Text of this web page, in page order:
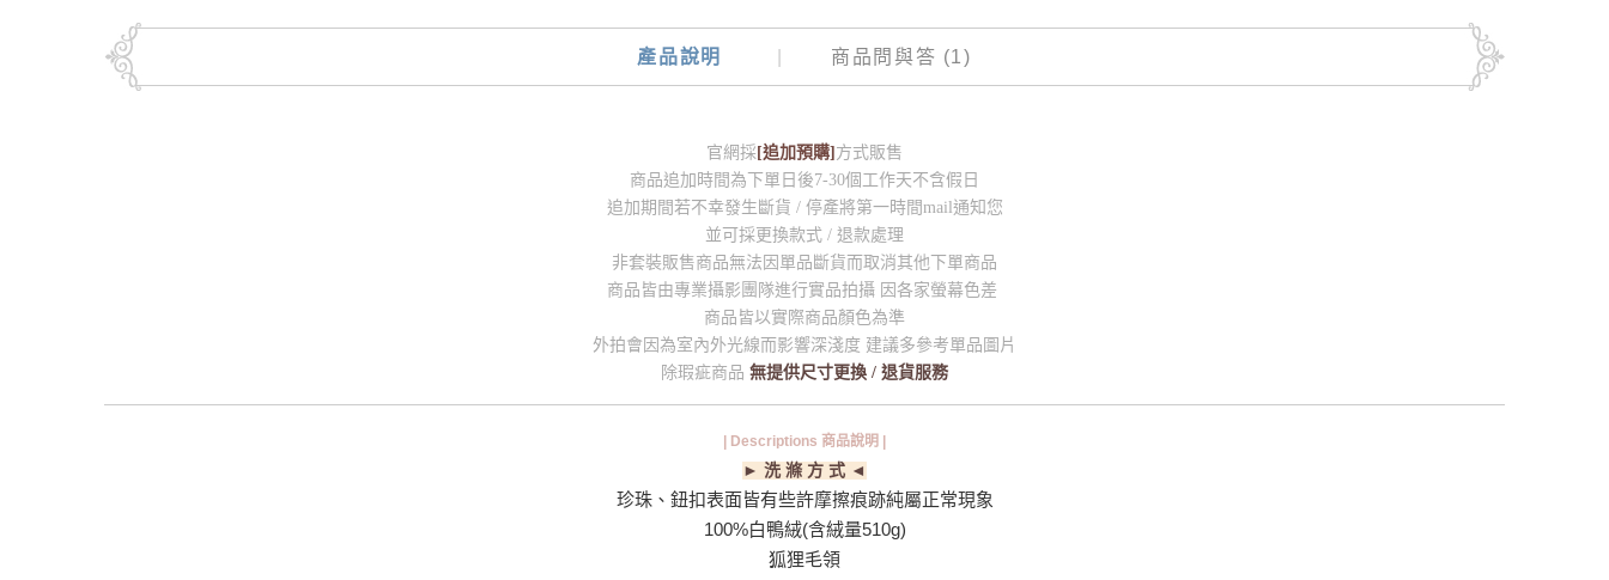
產品說明 商品問與答 (1)
官網採 [追加預購] 方式販售
商品追加時間為下單日後7-30個工作天不含假日
追加期間若不幸發生斷貨 / 停產將第一時間mail通知您
並可採更換款式 / 退款處理
非套裝販售商品無法因單品斷貨而取消其他下單商品
商品皆由專業攝影團隊進行實品拍攝 因各家螢幕色差
商品皆以實際商品顏色為準
外拍會因為室內外光線而影響深淺度 建議多參考單品圖片
除瑕疵商品 無提供尺寸更換 / 退貨服務
| Descriptions 商品說明 |
► 洗 滌 方 式 ◄
珍珠、鈕扣表面皆有些許摩擦痕跡純屬正常現象
100%白鴨絨(含絨量510g)
狐狸毛領